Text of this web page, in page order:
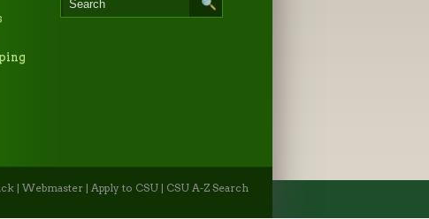
Webmaster Apply to CSU
CSU A-Z Search